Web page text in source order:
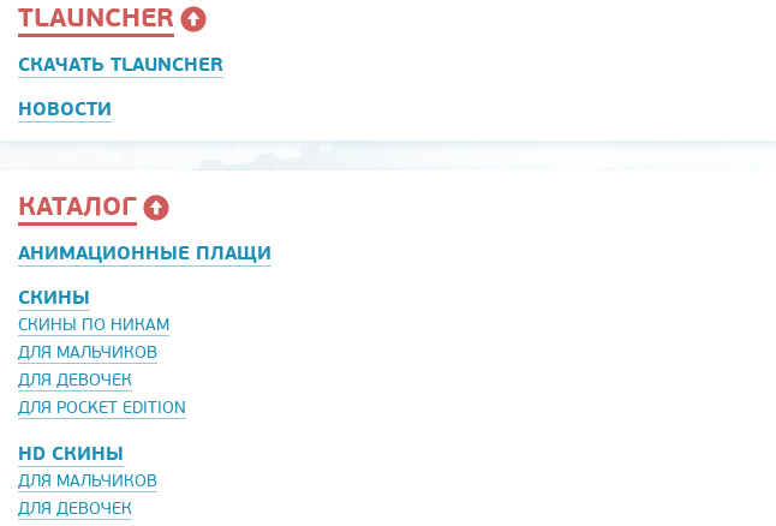
TLAUNCHER
СКАЧАТЬ TLAUNCHER
НОВОСТИ
КАТАЛОГ
АНИМАЦИОННЫЕ ПЛАЩИ
СКИНЫ
СКИНЫ ПО НИКАМ
ДЛЯ МАЛЬЧИКОВ
ДЛЯ ДЕВОЧЕК
ДЛЯ POCKET EDITION
HD СКИНЫ
ДЛЯ МАЛЬЧИКОВ
ДЛЯ ДЕВОЧЕК